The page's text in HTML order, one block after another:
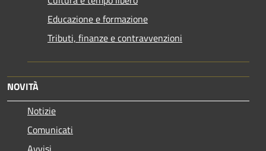
Educazione e formazione
Tributi, finanze e contravvenzioni
NOVITÀ
Notizie
Comunicati